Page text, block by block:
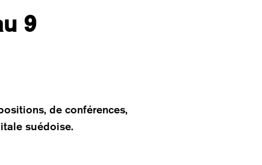
9
de conférences,
suédoise.